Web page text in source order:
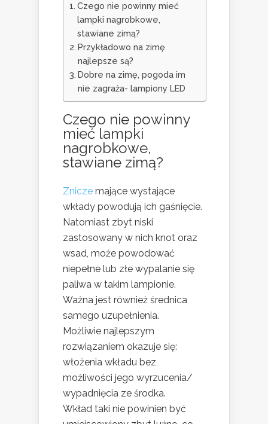
Czego nie powinny mieć
lampki nagrobkowe,
stawiane zimą?
Przykładowo na zimę
najlepsze są?
Dobre na zimę, pogoda im
nie zagraża- lampiony LED
Czego nie powinny
mieć lampki
nagrobkowe,
stawiane zimą?
Znicze mające wystające
wkłady powodują ich gaśnięcie.
Natomiast zbyt niski
zastosowany w nich knot oraz
wsad, może powodować
niepełne lub złe wypalanie się
paliwa w takim lampionie.
Ważna jest również średnica
samego uzupełnienia.
Możliwie najlepszym
rozwiązaniem okazuje się:
włożenia wkładu bez
możliwości jego wyrzucenia/
wypadnięcia ze środka.
Wkład taki nie powinien być